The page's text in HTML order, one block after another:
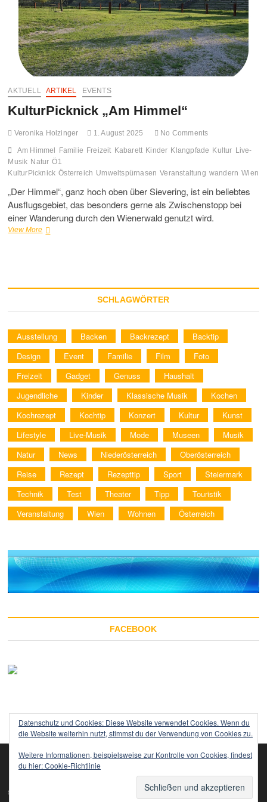
AKTUELL ARTIKEL EVENTS
KulturPicknick „Am Himmel“
Veronika Holzinger 1. August 2025 No Comments
Am Himmel Familie Freizeit Kabarett Kinder Klangpfade Kultur Live-
Musik Natur Ö1
KulturPicknick Österreich Umweltspürnasen Veranstaltung wandern Wien
„Der Himmel“, ganz hoch oben über Sievering, ist ein beliebtes
Ausflugsgebiet, das besonders gerne als Zwischenstopp bei
einer Wanderung durch den Wienerwald genutzt wird.
View MoreKulturPicknick
SCHLAGWÖRTER
Ausstellung Backen Backrezept
Backtip
Design
Event Familie Film
Foto
Freizeit
Gadget Genuss
Haushalt
Jugendliche
Kinder Klassische Musik
Kochen
Kochrezept
Kochtip Konzert Kultur
Kunst
Lifestyle
Live-Musik Mode Museen
Musik
Natur
News Niederösterreich
Oberösterreich
Reise
Rezept Rezepttip Sport
Steiermark
Technik
Test Theater Tipp
Touristik
Veranstaltung
Wien Wohnen Österreich
FACEBOOK
Startseite
sempre-vita.com Theme Freesia© 2020WordPress
TOP
Datenschutz und Cookies: Diese Website verwendet Cookies. Wenn du
die Website weiterhin nutzt, stimmst du der Verwendung von Cookies zu.
Weitere Informationen, beispielsweise zur Kontrolle von Cookies, findest
du hier:Cookie-Richtlinie